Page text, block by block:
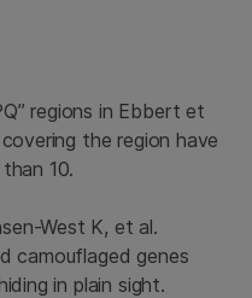
regions in Ebbert et
the region have
10.
West K, et al.
camouflaged genes
in plain sight.